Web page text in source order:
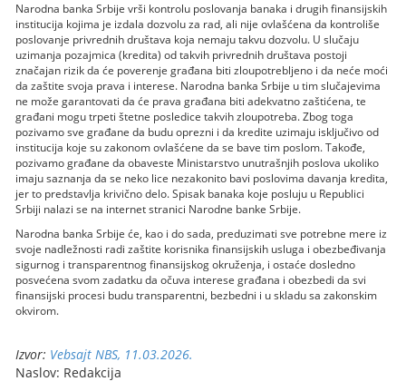
Narodna banka Srbije vrši kontrolu poslovanja banaka i drugih finansijskih
institucija kojima je izdala dozvolu za rad, ali nije ovlašćena da kontroliše
poslovanje privrednih društava koja nemaju takvu dozvolu. U slučaju
uzimanja pozajmica (kredita) od takvih privrednih društava postoji
značajan rizik da će poverenje građana biti zloupotrebljeno i da neće moći
da zaštite svoja prava i interese. Narodna banka Srbije u tim slučajevima
ne može garantovati da će prava građana biti adekvatno zaštićena, te
građani mogu trpeti štetne posledice takvih zloupotreba. Zbog toga
pozivamo sve građane da budu oprezni i da kredite uzimaju isključivo od
institucija koje su zakonom ovlašćene da se bave tim poslom. Takođe,
pozivamo građane da obaveste Ministarstvo unutrašnjih poslova ukoliko
imaju saznanja da se neko lice nezakonito bavi poslovima davanja kredita,
jer to predstavlja krivično delo. Spisak banaka koje posluju u Republici
Srbiji nalazi se na internet stranici Narodne banke Srbije.
Narodna banka Srbije će, kao i do sada, preduzimati sve potrebne mere iz
svoje nadležnosti radi zaštite korisnika finansijskih usluga i obezbeđivanja
sigurnog i transparentnog finansijskog okruženja, i ostaće dosledno
posvećena svom zadatku da očuva interese građana i obezbedi da svi
finansijski procesi budu transparentni, bezbedni i u skladu sa zakonskim
okvirom.
Izvor: Vebsajt NBS, 11.03.2026.
Naslov: Redakcija